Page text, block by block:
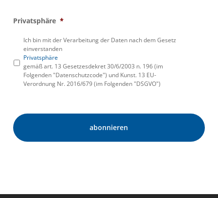
Privatsphäre *
Ich bin mit der Verarbeitung der Daten nach dem Gesetz
einverstanden
Privatsphäre
gemäß art. 13 Gesetzesdekret 30/6/2003 n. 196 (im
Folgenden "Datenschutzcode") und Kunst. 13 EU-
Verordnung Nr. 2016/679 (im Folgenden "DSGVO")